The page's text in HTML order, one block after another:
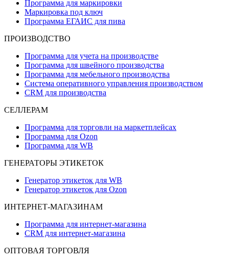
Программа для маркировки
Маркировка под ключ
Программа ЕГАИС для пива
ПРОИЗВОДСТВО
Программа для учета на производстве
Программа для швейного производства
Программа для мебельного производства
Система оперативного управления производством
CRM для производства
СЕЛЛЕРАМ
Программа для торговли на маркетплейсах
Программа для Ozon
Программа для WB
ГЕНЕРАТОРЫ ЭТИКЕТОК
Генератор этикеток для WB
Генератор этикеток для Ozon
ИНТЕРНЕТ-МАГАЗИНАМ
Программа для интернет-магазина
CRM для интернет-магазина
ОПТОВАЯ ТОРГОВЛЯ